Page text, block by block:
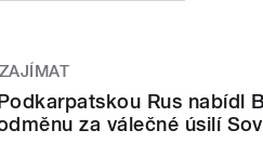
Rus nabídl
za válečné úsilí